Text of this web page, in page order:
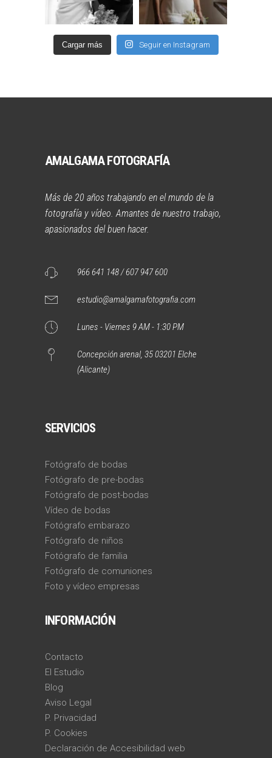
Cargar más Seguir en Instagram
AMALGAMA FOTOGRAFÍA
Más de 20 años trabajando en el mundo de la
fotografía y vídeo. Amantes de nuestro trabajo,
apasionados del buen hacer.
966 641 148 / 607 947 600
estudio@amalgamafotografia.com
Lunes - Viernes 9 AM - 1:30 PM
Concepción arenal, 35 03201 Elche
(Alicante)
SERVICIOS
Fotógrafo de bodas
Fotógrafo de pre-bodas
Fotógrafo de post-bodas
Vídeo de bodas
Fotógrafo embarazo
Fotógrafo de niños
Fotógrafo de familia
Fotógrafo de comuniones
Foto y vídeo empresas
INFORMACIÓN
Contacto
El Estudio
Blog
Aviso Legal
P. Privacidad
P. Cookies
Declaración de Accesibilidad web